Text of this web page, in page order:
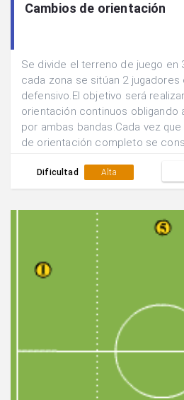
Cambios de orientación
Se divide el terreno de juego en
cada zona se sitúan 2 jugadores
defensivo.El objetivo será
orientación continuos obligando
por ambas bandas.Cada vez
de orientación completo se
jugadores atacantes.
Dificultad Alta